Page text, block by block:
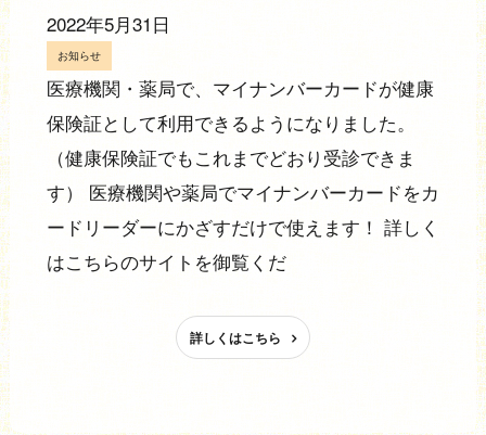
2022年5月31日
お知らせ
医療機関・薬局で、マイナンバーカードが健康
保険証として利用できるようになりました。
（健康保険証でもこれまでどおり受診できま
す） 医療機関や薬局でマイナンバーカードをカ
ードリーダーにかざすだけで使えます！ 詳しく
はこちらのサイトを御覧くだ
詳しくはこちら